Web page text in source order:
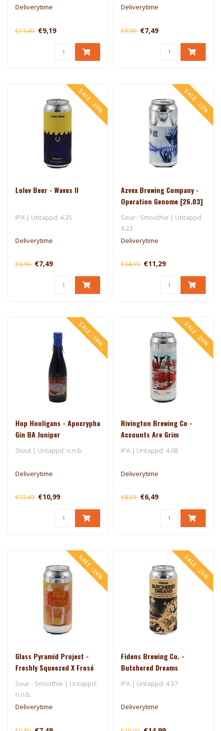
Deliverytime
€11,49 €9,19
Deliverytime
€9,99 €7,49
SALE -25%
Lolev Beer - Waves II
IPA | Untappd: 4.35
Deliverytime
€9,99 €7,49
SALE -25%
Azvex Brewing Company -
Operation Genome [26.03]
Sour - Smoothie | Untappd:
4.23
Deliverytime
€14,99 €11,29
SALE -19%
Hop Hooligans - Apocrypha
Gin BA Juniper
Stout | Untappd: n.n.b.
Deliverytime
€13,49 €10,99
SALE -24%
Rivington Brewing Co -
Accounts Are Grim
IPA | Untappd: 4.08
Deliverytime
€8,59 €6,49
SALE -24%
Glass Pyramid Project -
Freshly Squeezed X Frosé
Sour - Smoothie | Untappd:
n.n.b.
Deliverytime
SALE -25%
Fidens Brewing Co. -
Butchered Dreams
IPA | Untappd: 4.37
Deliverytime